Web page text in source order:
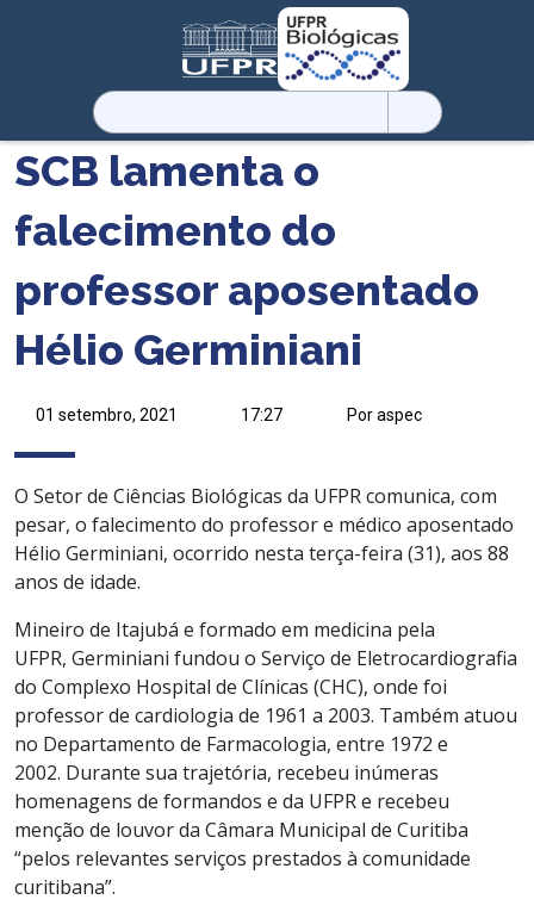
Pesquisar
por:
SCB lamenta o
falecimento do
professor aposentado
Hélio Germiniani
01 setembro, 2021 17:27 Por aspec
O Setor de Ciências Biológicas da UFPR comunica, com
pesar, o falecimento do professor e médico aposentado
Hélio Germiniani, ocorrido nesta terça-feira (31), aos 88
anos de idade.
Mineiro de Itajubá e formado em medicina pela
UFPR, Germiniani fundou o Serviço de Eletrocardiografia
do Complexo Hospital de Clínicas (CHC), onde foi
professor de cardiologia de 1961 a 2003. Também atuou
no Departamento de Farmacologia, entre 1972 e
2002. Durante sua trajetória, recebeu inúmeras
homenagens de formandos e da UFPR e recebeu
menção de louvor da Câmara Municipal de Curitiba
“pelos relevantes serviços prestados à comunidade
curitibana”.